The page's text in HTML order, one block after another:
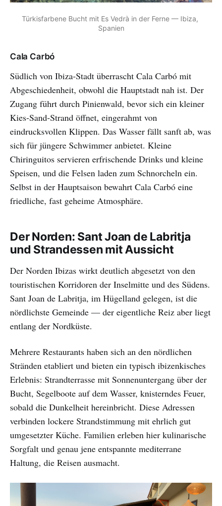
Türkisfarbene Bucht mit Es Vedrà in der Ferne — Ibiza,
Spanien
Cala Carbó
Südlich von Ibiza-Stadt überrascht Cala Carbó mit
Abgeschiedenheit, obwohl die Hauptstadt nah ist. Der
Zugang führt durch Pinienwald, bevor sich ein kleiner
Kies-Sand-Strand öffnet, eingerahmt von
eindrucksvollen Klippen. Das Wasser fällt sanft ab, was
sich für jüngere Schwimmer anbietet. Kleine
Chiringuitos servieren erfrischende Drinks und kleine
Speisen, und die Felsen laden zum Schnorcheln ein.
Selbst in der Hauptsaison bewahrt Cala Carbó eine
friedliche, fast geheime Atmosphäre.
Der Norden: Sant Joan de Labritja
und Strandessen mit Aussicht
Der Norden Ibizas wirkt deutlich abgesetzt von den
touristischen Korridoren der Inselmitte und des Südens.
Sant Joan de Labritja, im Hügelland gelegen, ist die
nördlichste Gemeinde — der eigentliche Reiz aber liegt
entlang der Nordküste.
Mehrere Restaurants haben sich an den nördlichen
Stränden etabliert und bieten ein typisch ibizenkisches
Erlebnis: Strandterrasse mit Sonnenuntergang über der
Bucht, Segelboote auf dem Wasser, knisterndes Feuer,
sobald die Dunkelheit hereinbricht. Diese Adressen
verbinden lockere Strandstimmung mit ehrlich gut
umgesetzter Küche. Familien erleben hier kulinarische
Sorgfalt und genau jene entspannte mediterrane
Haltung, die Reisen ausmacht.